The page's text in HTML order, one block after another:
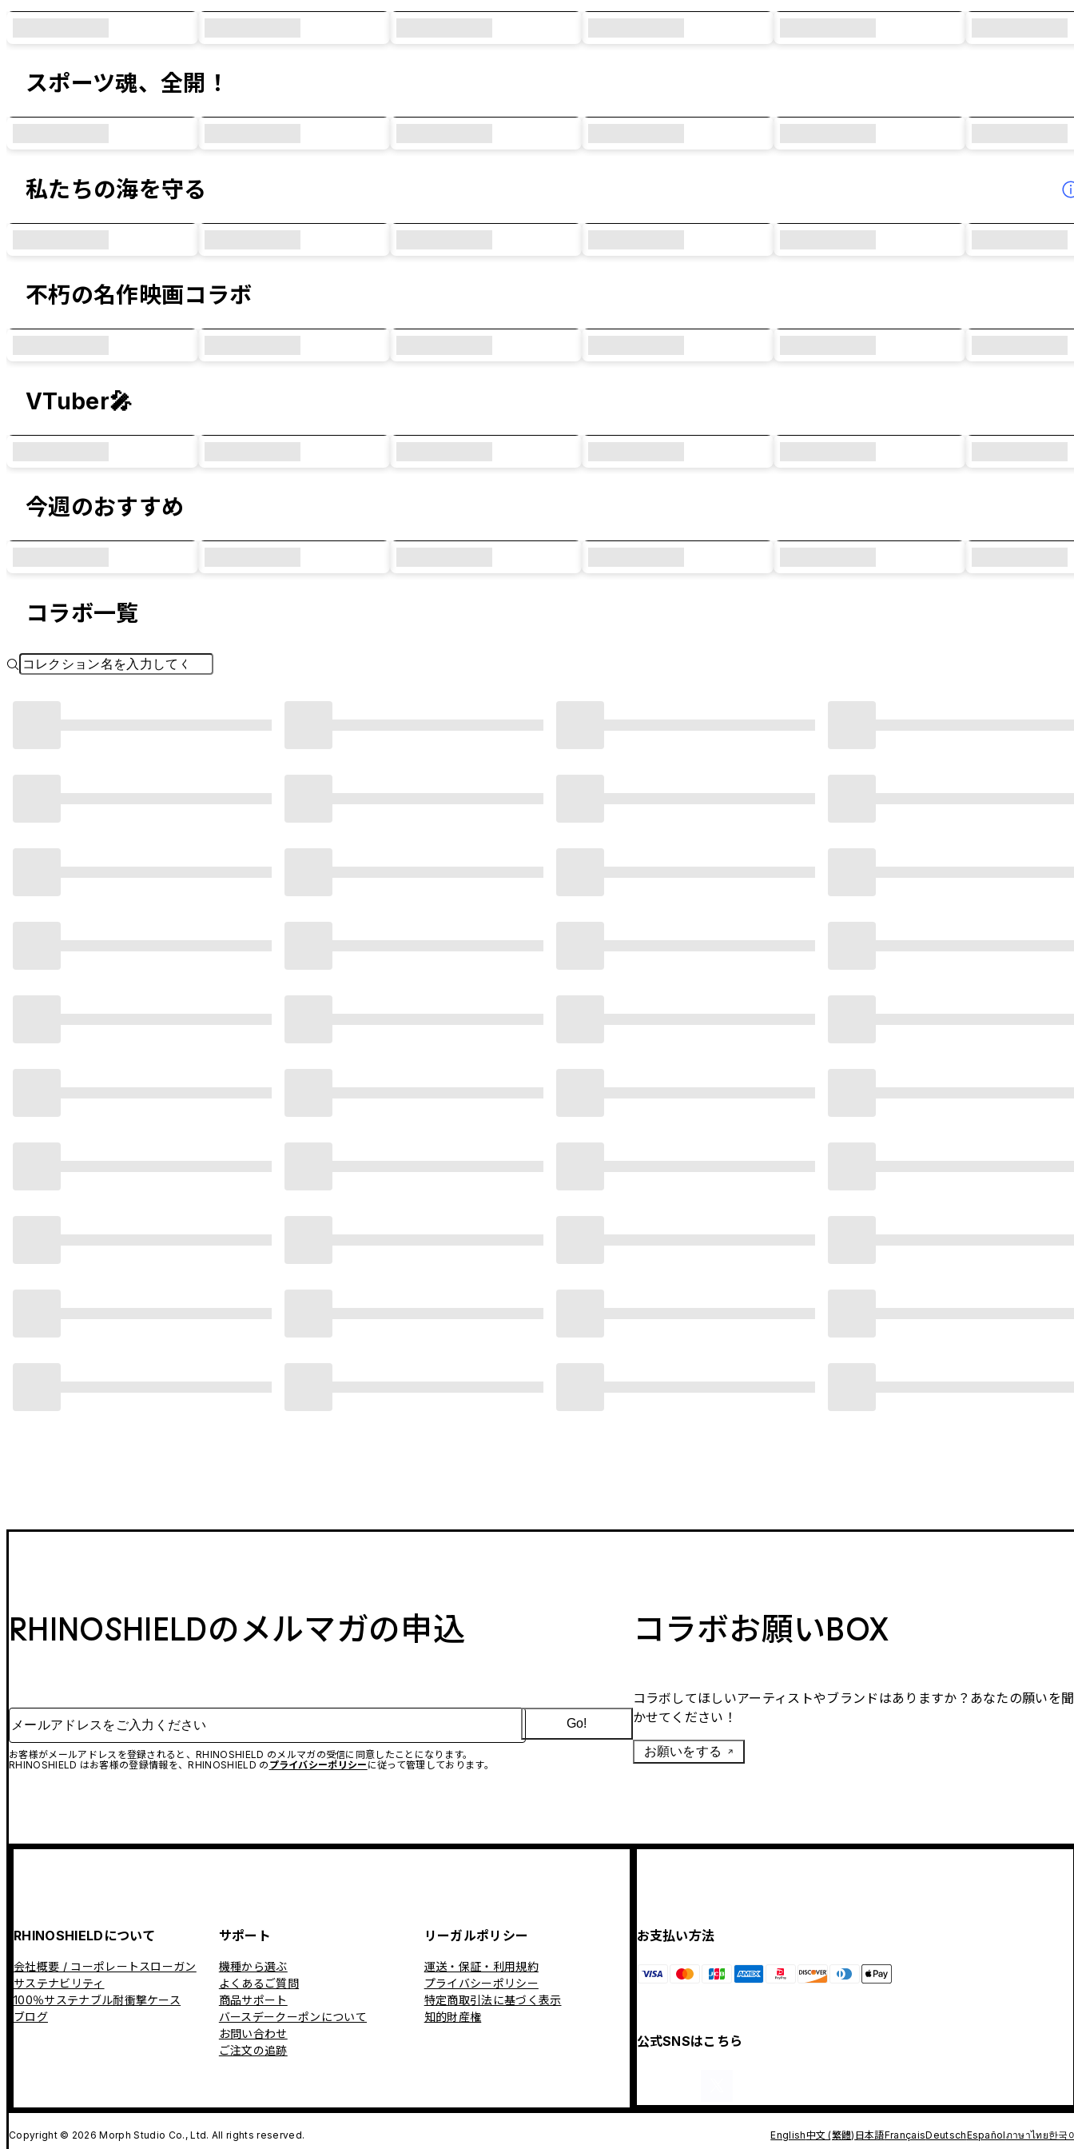
スポーツ魂、全開！
私たちの海を守る
不朽の名作映画コラボ
VTuber🎤
今週のおすすめ
コラボ一覧
RHINOSHIELDのメルマガの申込
メールアドレスをご入力ください
お客様がメールアドレスを登録されると、RHINOSHIELD のメルマガの受信に同意したことになります。
RHINOSHIELD はお客様の登録情報を、RHINOSHIELD の プライバシーポリシー に従って管理しております。
Go!
コラボお願いBOX
コラボしてほしいアーティストやブランドはありますか？あなたの願いを聞
かせてください！
お願いをする
RHINOSHIELDについて
会社概要 / コーポレートスローガン
サステナビリティ
100％サステナブル耐衝撃ケース
ブログ
サポート
機種から選ぶ
よくあるご質問
商品サポート
バースデークーポンについて
お問い合わせ
ご注文の追跡
リーガルポリシー
運送・保証・利用規約
プライバシーポリシー
特定商取引法に基づく表示
知的財産権
お支払い方法
公式SNSはこちら
English中文 (繁體) 日本語FrançaisDeutschEspañolภาษาไทย한국
Copyright © 2026 Morph Studio Co., Ltd. All rights reserved.